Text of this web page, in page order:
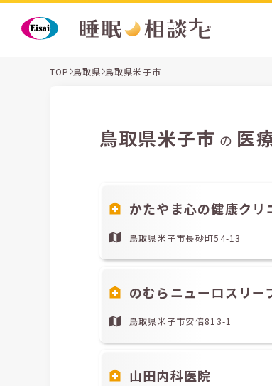
TOP 鳥取県 鳥取県米子市
鳥取県米子市 の 医
かたやま心の健康クリ
鳥取県米子市長砂町54-13
のむらニューロスリー
鳥取県米子市安倍813-1
山田内科医院